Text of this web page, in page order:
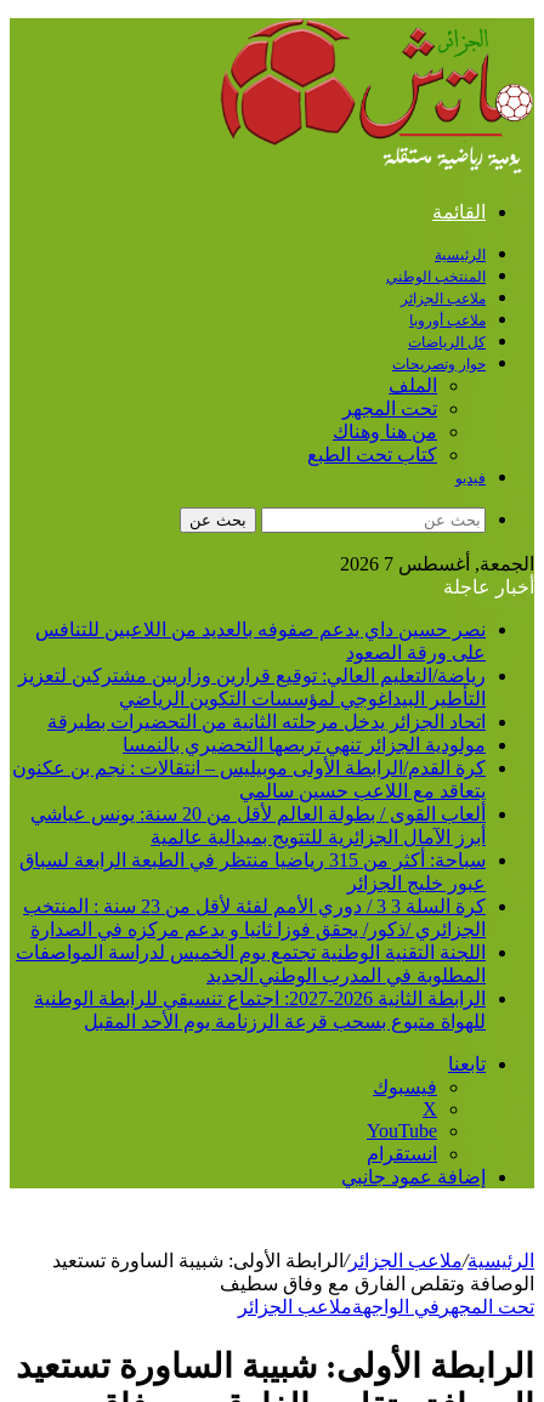
القائمة
الرئيسية
المنتخب الوطني
ملاعب الجزائر
ملاعب أوروبا
كل الرياضات
حوار وتصريحات
الملف
تحت المجهر
من هنا وهناك
كتاب تحت الطبع
فيديو
بحث عن
الجمعة, أغسطس 7 2026
أخبار عاجلة
نصر حسين داي يدعم صفوفه بالعديد من اللاعبين للتنافس
على ورقة الصعود
رياضة/التعليم العالي: توقيع قرارين وزاريين مشتركين لتعزيز
التأطير البيداغوجي لمؤسسات التكوين الرياضي
اتحاد الجزائر يدخل مرحلته الثانية من التحضيرات بطبرقة
مولودية الجزائر تنهي تربصها التحضيري بالنمسا
كرة القدم/الرابطة الأولى موبيليس – انتقالات : نجم بن عكنون
يتعاقد مع اللاعب حسين سالمي
ألعاب القوى / بطولة العالم لأقل من 20 سنة: يونس عياشي
أبرز الآمال الجزائرية للتتويج بميدالية عالمية
سباحة: أكثر من 315 رياضيا منتظر في الطبعة الرابعة لسباق
عبور خليج الجزائر
كرة السلة 3 3 / دوري الأمم لفئة لأقل من 23 سنة : المنتخب
الجزائري /ذكور/ يحقق فوزا ثانيا و يدعم مركزه في الصدارة
اللجنة التقنية الوطنية تجتمع يوم الخميس لدراسة المواصفات
المطلوبة في المدرب الوطني الجديد
الرابطة الثانية 2026-2027: اجتماع تنسيقي للرابطة الوطنية
للهواة متبوع بسحب قرعة الرزنامة يوم الأحد المقبل
تابعنا
فيسبوك
‫X
‫YouTube
انستقرام
إضافة عمود جانبي
الرئيسية/ملاعب الجزائر/ الرابطة الأولى: شبيبة الساورة تستعيد
الوصافة وتقلص الفارق مع وفاق سطيف
تحت المجهر في الواجهةملاعب الجزائر
الرابطة الأولى: شبيبة الساورة تستعيد